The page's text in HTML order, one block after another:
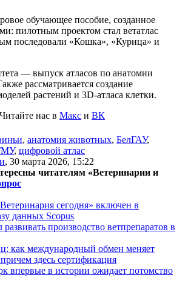
обучающее пособие, созданное
пилотным проектом стал ветатлас
последовали «Кошка», «Курица» и
— выпуск атласов по анатомии
рассматривается создание
растений и 3D-атласа клетки.
Читайте нас в Макс и ВК
, анатомия животных, БелГАУ,
, цифровой атлас
, 30 марта 2026, 15:22
читателям «Ветеринарии и
сегодня» включен в
данных Scopus
производство ветпрепаратов в
как международный обмен меняет
здесь сертификация
впервые в истории ожидает потомство